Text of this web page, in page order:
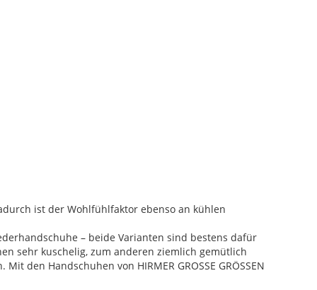
ist der Wohlfühlfaktor ebenso an kühlen
– beide Varianten sind bestens dafür
sehr kuschelig, zum anderen ziemlich gemütlich
den Handschuhen von HIRMER GROSSE GRÖSSEN